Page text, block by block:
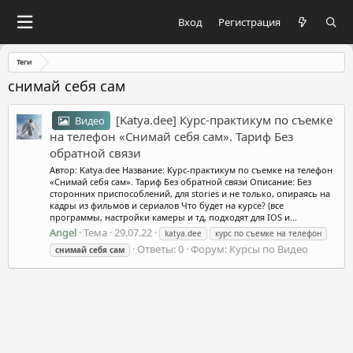
Вход Регистрация
Теги
снимай себя сам
Видео
[Katya.dee] Курс-практикум по съемке
на телефон «Снимай себя сам»‎. Тариф Без
обратной связи
Автор: Katya.dee Название: Курс-практикум по съемке на телефон
«Снимай себя сам»‎. Тариф Без обратной связи Описание: Без
сторонних приспособлений, для stories и не только, опираясь на
кадры из фильмов и сериалов Что будет на курсе? (все
программы, настройки камеры и тд, подходят для IOS и...
Angel Тема 29.07.22 katya.dee
курс по съемке на телефон
снимай себя сам Ответы: 0 Форум: Курсы по Видео